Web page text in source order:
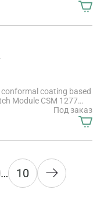
S7-1200 К
conformal coating based
Module CSM 1277
further nodes toПод заказ
… 10